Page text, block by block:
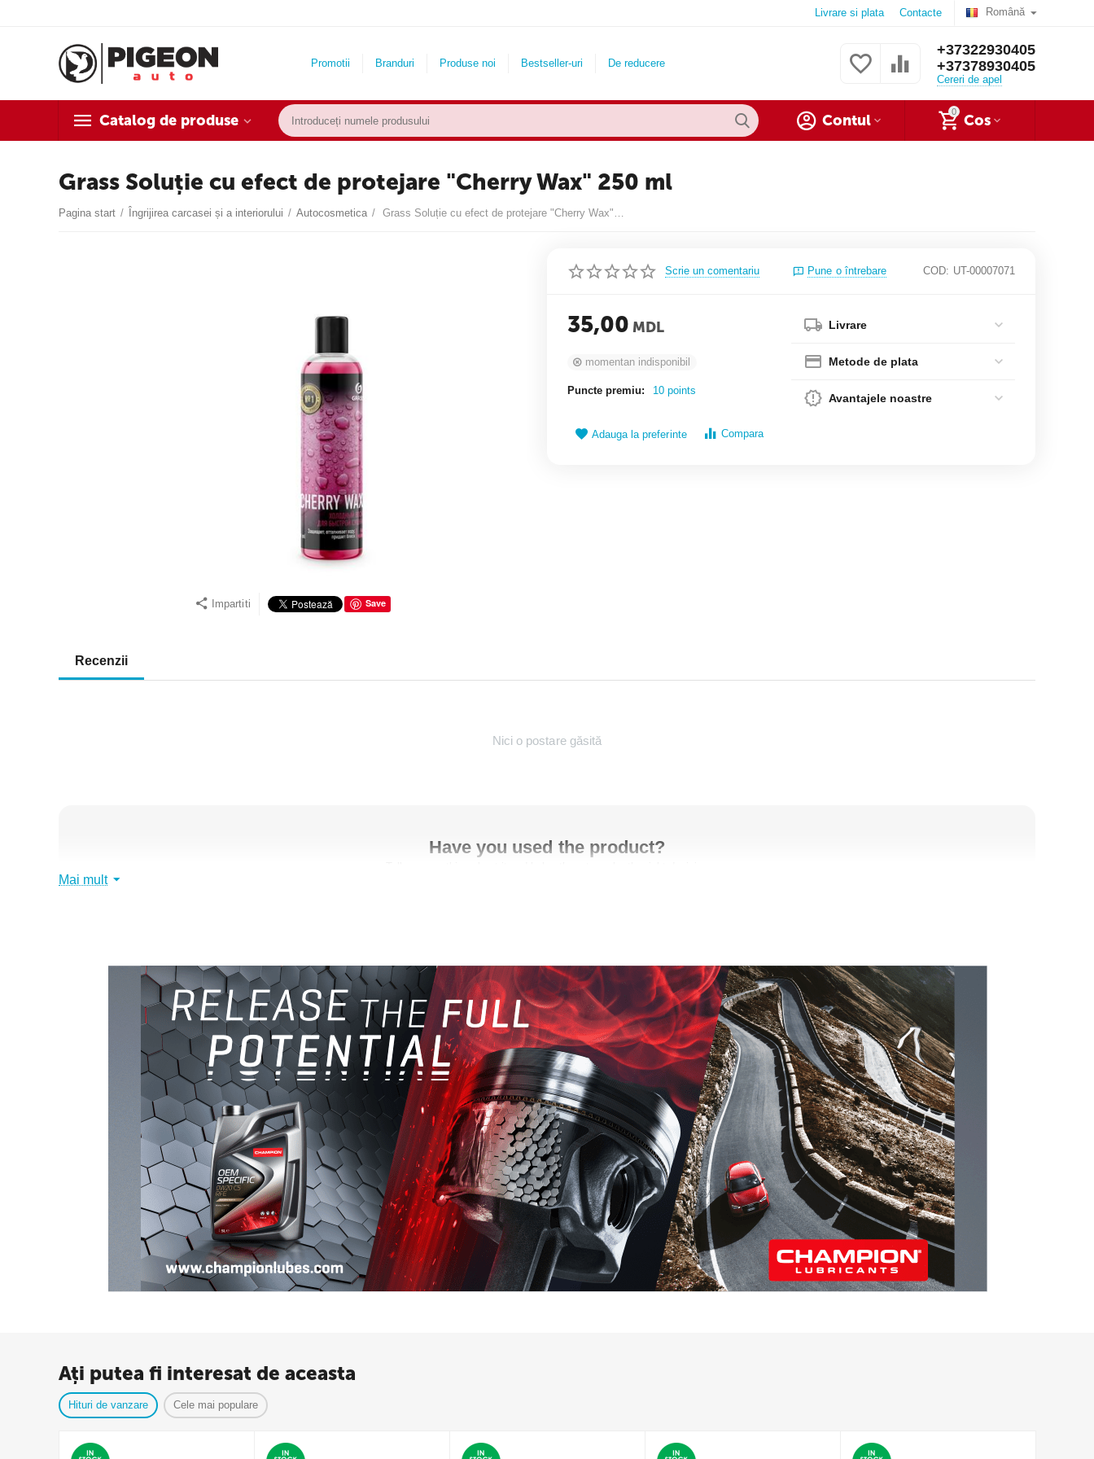
Română
Livrare si plata Contacte
Promotii Branduri Produse noi Bestseller-uri De reducere
+37322930405
+37378930405
Cereri de apel
Catalog de produse
0
Cos
Contul
Grass Soluție cu efect de protejare "Cherry Wax" 250 ml
Pagina start / Îngrijirea carcasei și a interiorului / Autocosmetica / Grass Soluție cu efect de protejare "Cherry Wax" 250 ml
Impartiti Save
Scrie un comentariu Pune o întrebare COD: UT-00007071
35,00 MDL
momentan indisponibil
Puncte premiu: 10 points
Adauga la preferinte Compara
Livrare
Metode de plata
Avantajele noastre
Recenzii
Nici o postare găsită
Have you used the product?
Mai mult
Ați putea fi interesat de aceasta
Hituri de vanzare Cele mai populare